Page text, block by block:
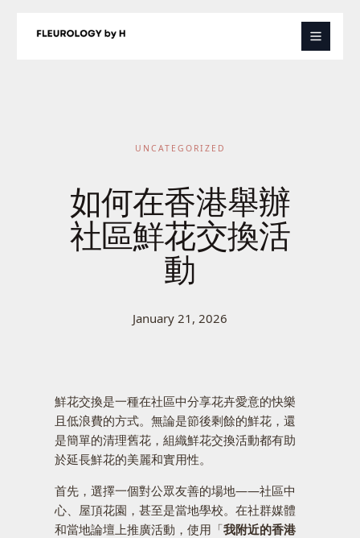
UNCATEGORIZED
如何在香港舉辦
社區鮮花交換活
動
January 21, 2026
鮮花交換是一種在社區中分享花卉愛意的快樂
且低浪費的方式。無論是節後剩餘的鮮花，還
是簡單的清理舊花，組織鮮花交換活動都有助
於延長鮮花的美麗和實用性。
首先，選擇一個對公眾友善的場地——社區中
心、屋頂花園，甚至是當地學校。在社群媒體
和當地論壇上推廣活動，使用「我附近的香港